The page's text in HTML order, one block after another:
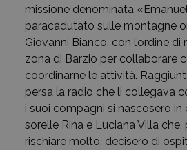
missione denominata
paracadutato sulle montagne
Giovanni Bianco, con l’ordine di
zona di Barzio per collaborare
coordinarne le attività.
persa la radio che li collegava
i suoi compagni si nascosero in
sorelle Rina e Luciana Villa
rischiare molto, decisero di